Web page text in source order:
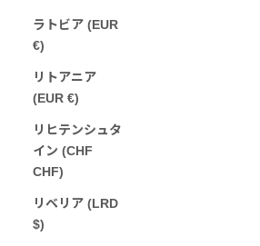
ラトビア (EUR
€)
リトアニア
(EUR €)
リヒテンシュタ
イン (CHF
CHF)
リベリア (LRD
$)